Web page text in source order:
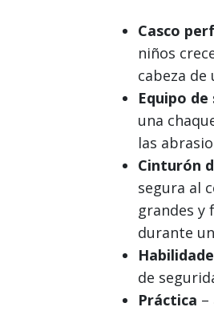
Casco
niños
cabeza
Equipo
una
las
Cinturón
segura al
grandes y
durante
de
Práctica –